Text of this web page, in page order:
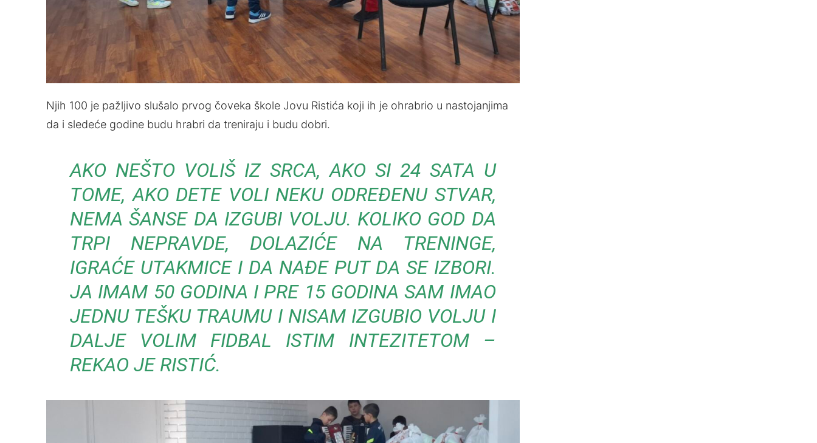
Njih 100 je pažljivo slušalo prvog čoveka škole Jovu Ristića koji ih je ohrabrio u nastojanjima
da i sledeće godine budu hrabri da treniraju i budu dobri.
AKO NEŠTO VOLIŠ IZ SRCA, AKO SI 24 SATA U
TOME, AKO DETE VOLI NEKU ODREĐENU STVAR,
NEMA ŠANSE DA IZGUBI VOLJU. KOLIKO GOD DA
TRPI NEPRAVDE, DOLAZIĆE NA TRENINGE,
IGRAĆE UTAKMICE I DA NAĐE PUT DA SE IZBORI.
JA IMAM 50 GODINA I PRE 15 GODINA SAM IMAO
JEDNU TEŠKU TRAUMU I NISAM IZGUBIO VOLJU I
DALJE VOLIM FIDBAL ISTIM INTEZITETOM –
REKAO JE RISTIĆ.